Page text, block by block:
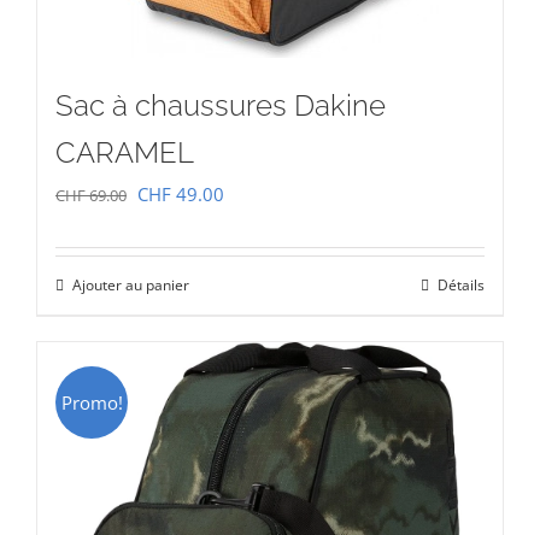
Sac à chaussures Dakine
CARAMEL
CHF69.00 Le
initial
était :
CHF 49.00
actuel
CHF 49.00.
Ajouter au panier Détails
Promo!